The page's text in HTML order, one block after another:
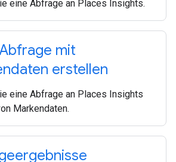
eine Abfrage an Places Insights.
mit
erstellen
eine Abfrage an Places Insights
Markendaten.